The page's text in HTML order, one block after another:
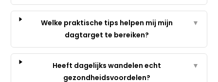
Welke praktische tips helpen mij mijn
dagtarget te bereiken?
▼
Heeft dagelijks wandelen echt
gezondheidsvoordelen?
▼